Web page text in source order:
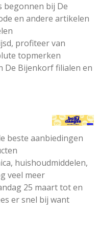
bij De
en andere artikelen
profiteer van
topmerken
De Bijenkorf filialen en
beste aanbiedingen
huishoudmiddelen,
veel meer
25 maart tot en
er snel bij want